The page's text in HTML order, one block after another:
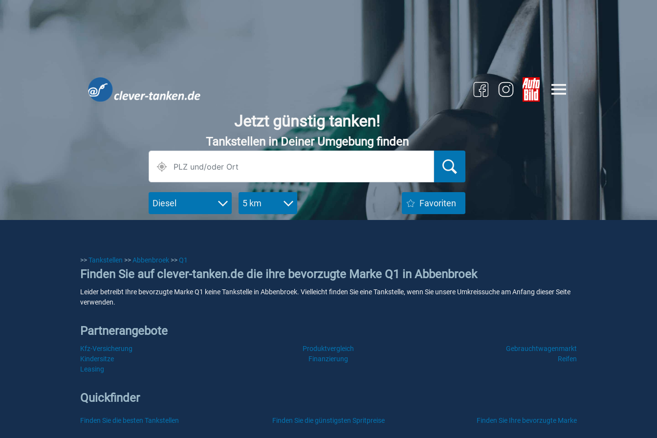
Jetzt günstig tanken!
Tankstellen in Deiner Umgebung finden
Diesel 5 km Favoriten
>>Tankstellen >>Abbenbroek >> Q1
Finden Sie auf clever-tanken.de die ihre bevorzugte Marke Q1 in Abbenbroek
Leider betreibt Ihre bevorzugte Marke Q1 keine Tankstelle in Abbenbroek. Vielleicht finden Sie eine Tankstelle, wenn Sie unsere Umkreissuche am Anfang dieser Seite
verwenden.
Partnerangebote
Kfz-Versicherung Produktvergleich
Gebrauchtwagenmarkt
Kindersitze
Finanzierung
Reifen
Leasing
Quickfinder
Finden Sie die besten Tankstellen Finden Sie die günstigsten Spritpreise Finden Sie Ihre bevorzugte Marke